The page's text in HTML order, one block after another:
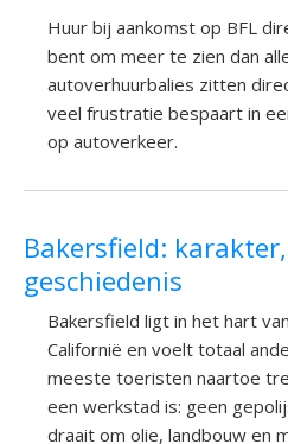
Huur bij aankomst op BFL
bent om meer te zien dan
autoverhuurbalies zitten
veel frustratie bespaart in
op autoverkeer.
Bakersfield:
geschiedenis
Bakersfield ligt in het hart
Californië en voelt totaal
meeste toeristen naartoe
een werkstad is: geen
draait om olie, landbouw en